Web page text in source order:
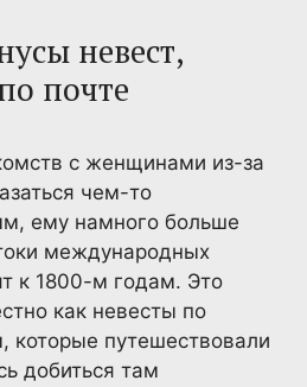
невест,
почте
с женщинами из-за
чем-то
ему намного больше
международных
к 1800-м годам. Это
как невесты по
которые путешествовали
добиться там